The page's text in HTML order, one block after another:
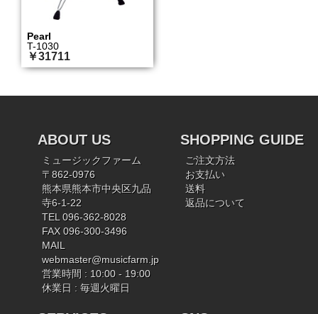
Pearl
T-1030
￥31711
ABOUT US
ミュージックファーム
〒862-0976
熊本県熊本市中央区九品
寺6-1-22
TEL 096-362-8028
FAX 096-300-3496
MAIL
webmaster@musicfarm.jp
営業時間 : 10:00 - 19:00
休業日 : 毎週火曜日
SHOPPING GUIDE
ご注文方法
お支払い
送料
返品について